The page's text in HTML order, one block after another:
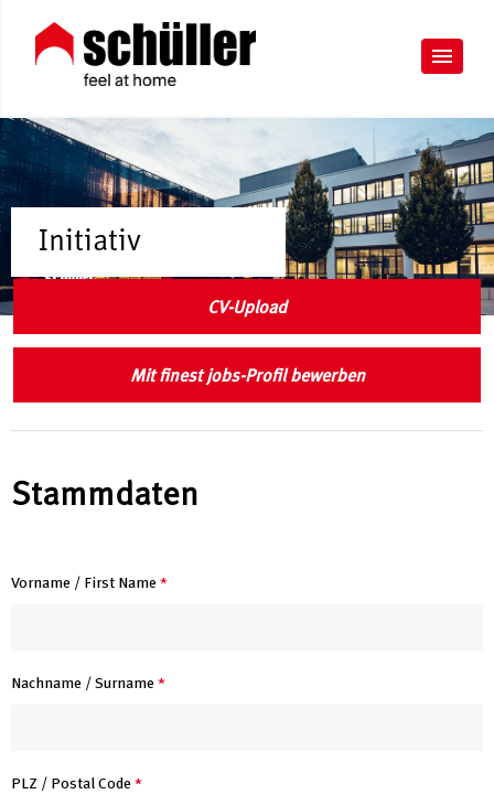
Initiativ
CV-Upload
Mit finest jobs-Profil bewerben
Stammdaten
Vorname / First Name*
Nachname / Surname*
PLZ / Postal Code*